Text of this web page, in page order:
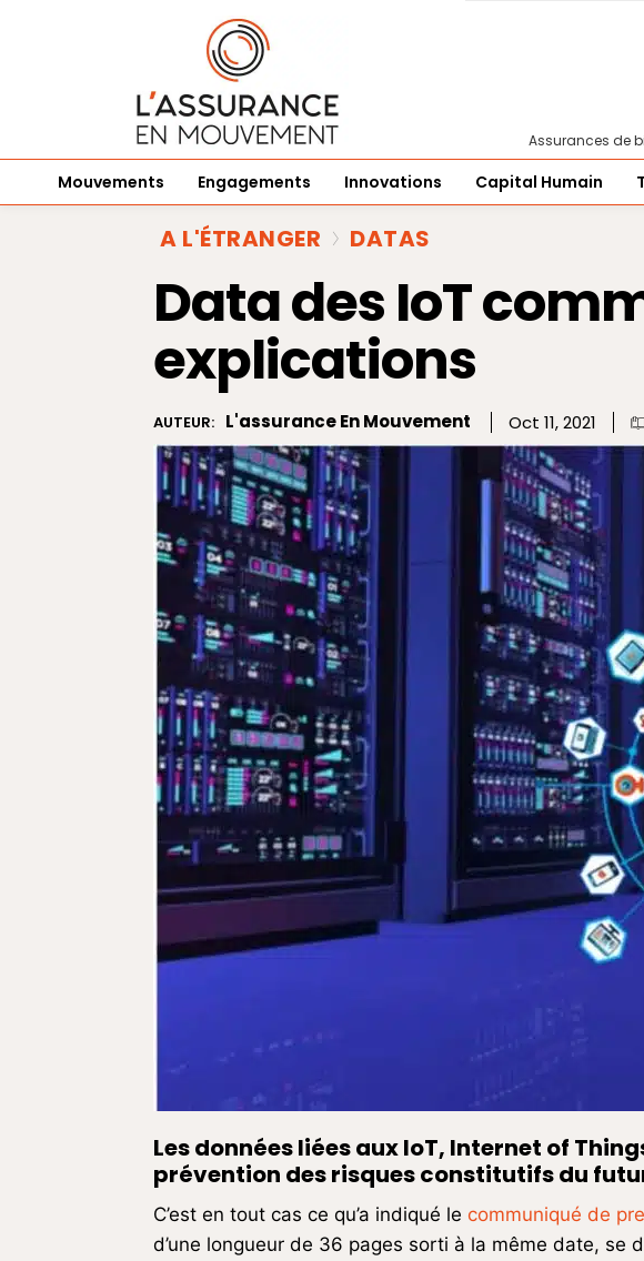
Assurances de
Mouvements Engagements Innovations Capital Humain
A L'ÉTRANGER DATAS
Data des IoT
explications
AUTEUR: L'assurance En Mouvement Oct 11, 2021
Les données liées aux IoT, Internet of
prévention des risques constitutifs du
C’est en tout cas ce qu’a indiqué le communiqué de
d’une longueur de 36 pages sorti à la même date, se